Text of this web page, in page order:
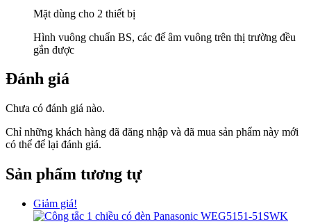
Mặt dùng cho 2 thiết bị
Hình vuông chuẩn BS, các đế âm vuông trên thị trường đều
gắn được
Đánh giá
Chưa có đánh giá nào.
Chỉ những khách hàng đã đăng nhập và đã mua sản phẩm này mới
có thể để lại đánh giá.
Sản phẩm tương tự
Giảm giá!